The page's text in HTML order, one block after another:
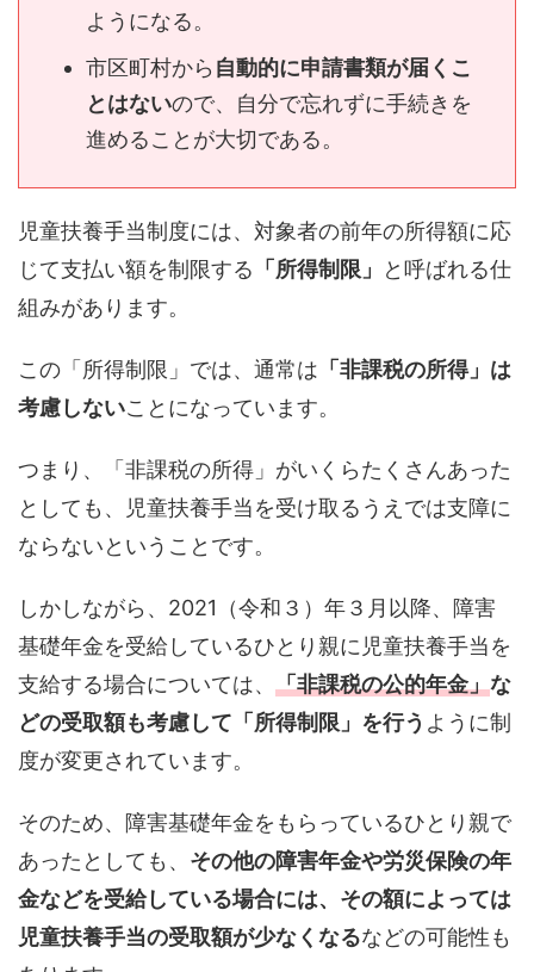
ようになる。
市区町村から 自動的に申請書類が届くこ
とはないので、自分で忘れずに手続きを
進めることが大切である。
児童扶養手当制度には、対象者の前年の所得額に応
じて支払い額を制限する 「所得制限」
と呼ばれる仕
組みがあります。
この「所得制限」では、通常は 「非課税の所得」は
考慮しないことになっています。
つまり、「非課税の所得」がいくらたくさんあった
としても、児童扶養手当を受け取るうえでは支障に
ならないということです。
しかしながら、2021（令和３）年３月以降、障害
基礎年金を受給しているひとり親に児童扶養手当を
支給する場合については、 「非課税の公的年金」な
どの受取額も考慮して「所得制限」を行う ように制
度が変更されています。
そのため、障害基礎年金をもらっているひとり親で
あったとしても、 その他の障害年金や労災保険の年
金などを受給している場合には、その額によっては
児童扶養手当の受取額が少なくなるなどの可能性も